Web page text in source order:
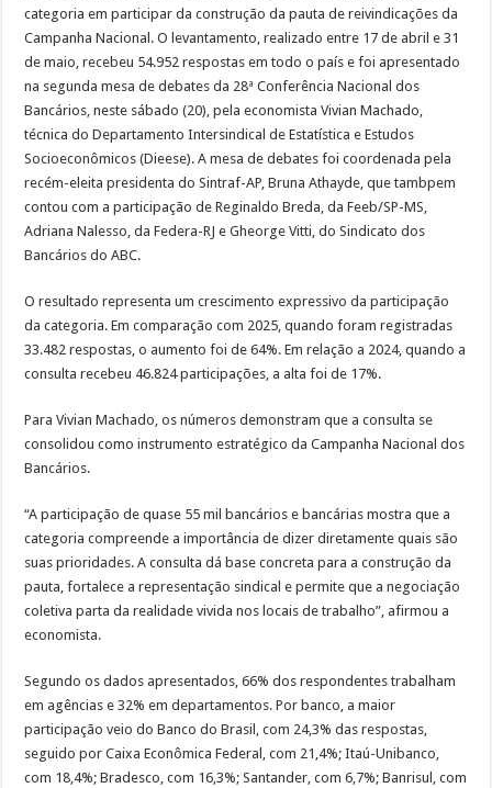
categoria em participar da construção da pauta de reivindicações da
Campanha Nacional. O levantamento, realizado entre 17 de abril e 31
de maio, recebeu 54.952 respostas em todo o país e foi apresentado
na segunda mesa de debates da 28ª Conferência Nacional dos
Bancários, neste sábado (20), pela economista Vivian Machado,
técnica do Departamento Intersindical de Estatística e Estudos
Socioeconômicos (Dieese). A mesa de debates foi coordenada pela
recém-eleita presidenta do Sintraf-AP, Bruna Athayde, que tambpem
contou com a participação de Reginaldo Breda, da Feeb/SP-MS,
Adriana Nalesso, da Federa-RJ e Gheorge Vitti, do Sindicato dos
Bancários do ABC.
O resultado representa um crescimento expressivo da participação
da categoria. Em comparação com 2025, quando foram registradas
33.482 respostas, o aumento foi de 64%. Em relação a 2024, quando a
consulta recebeu 46.824 participações, a alta foi de 17%.
Para Vivian Machado, os números demonstram que a consulta se
consolidou como instrumento estratégico da Campanha Nacional dos
Bancários.
“A participação de quase 55 mil bancários e bancárias mostra que a
categoria compreende a importância de dizer diretamente quais são
suas prioridades. A consulta dá base concreta para a construção da
pauta, fortalece a representação sindical e permite que a negociação
coletiva parta da realidade vivida nos locais de trabalho”, afirmou a
economista.
Segundo os dados apresentados, 66% dos respondentes trabalham
em agências e 32% em departamentos. Por banco, a maior
participação veio do Banco do Brasil, com 24,3% das respostas,
seguido por Caixa Econômica Federal, com 21,4%; Itaú-Unibanco,
com 18,4%; Bradesco, com 16,3%; Santander, com 6,7%; Banrisul, com